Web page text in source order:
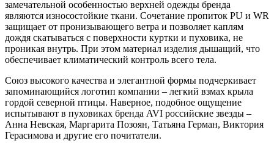
замечательной особенностью верхней одежды бренда
являются износостойкие ткани. Сочетание пропиток PU и WR
защищает от пронизывающего ветра и позволяет каплям
дождя скатываться с поверхности куртки и пуховика, не
проникая внутрь. При этом материал изделия дышащий, что
обеспечивает климатический контроль всего тела.
Союз высокого качества и элегантной формы подчеркивает
запоминающийся логотип компании – легкий взмах крыла
гордой северной птицы. Наверное, подобное ощущение
испытывают в пуховиках бренда AVI российские звезды –
Анна Невская, Маргарита Позоян, Татьяна Герман, Виктория
Герасимова и другие его почитатели.